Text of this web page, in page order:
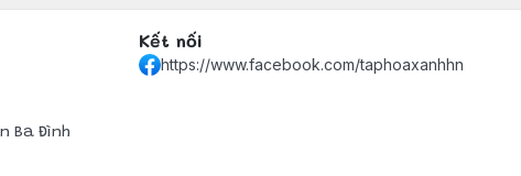
Ba Đình
Kết nối
https://www.facebook.com/taphoaxanhhn